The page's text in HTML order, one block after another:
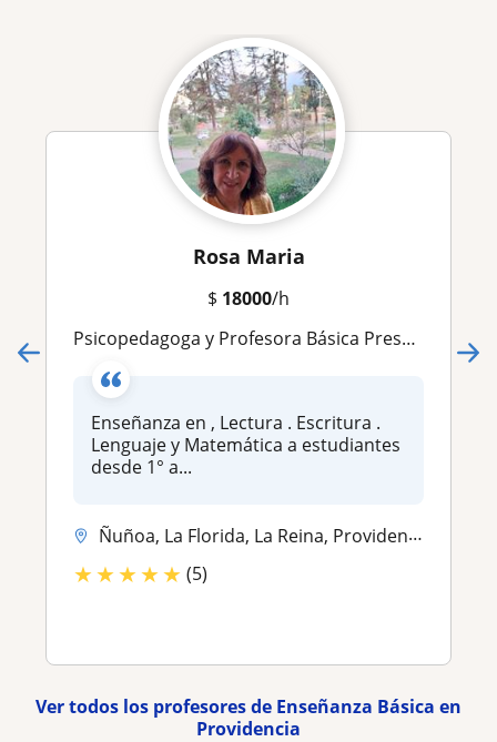
Rosa Maria
$ 18000/h
Psicopedagoga y Profesora Básica Presencial
Enseñanza en , Lectura . Escritura .
Lenguaje y Matemática a estudiantes
desde 1° a...
Ñuñoa, La Florida, La Reina, Providencia, Las Condes
★★★★★ (5)
Ver todos los profesores de Enseñanza Básica en
Providencia